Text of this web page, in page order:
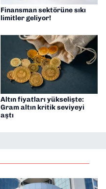
Finansman sektörüne sıkı
limitler geliyor!
Altın fiyatları yükselişte:
Gram altın kritik seviyeyi
aştı